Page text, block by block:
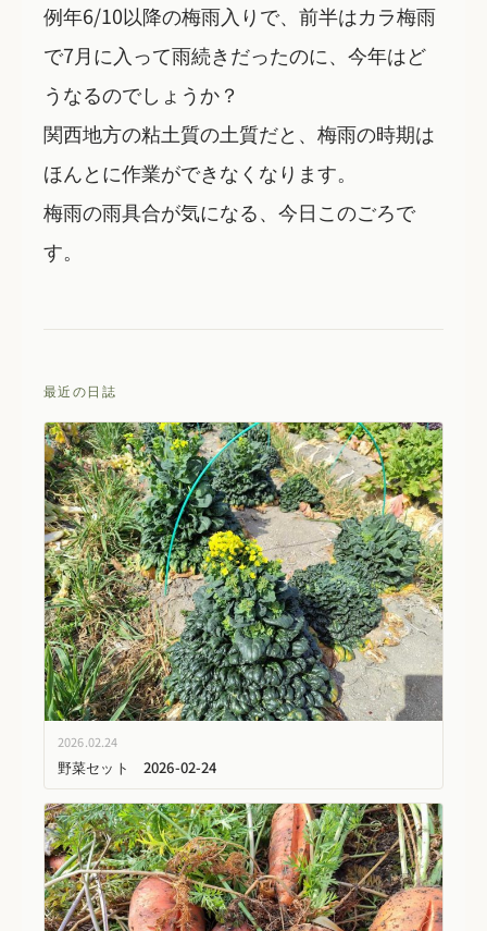
例年6/10以降の梅雨入りで、前半はカラ梅雨
で7月に入って雨続きだったのに、今年はど
うなるのでしょうか？
関西地方の粘土質の土質だと、梅雨の時期は
ほんとに作業ができなくなります。
梅雨の雨具合が気になる、今日このごろで
す。
最近の日誌
2026.02.24
野菜セット 2026-02-24